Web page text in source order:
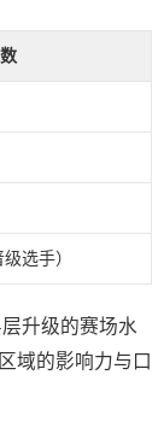
选手）
升级的赛场水
域的影响力与口